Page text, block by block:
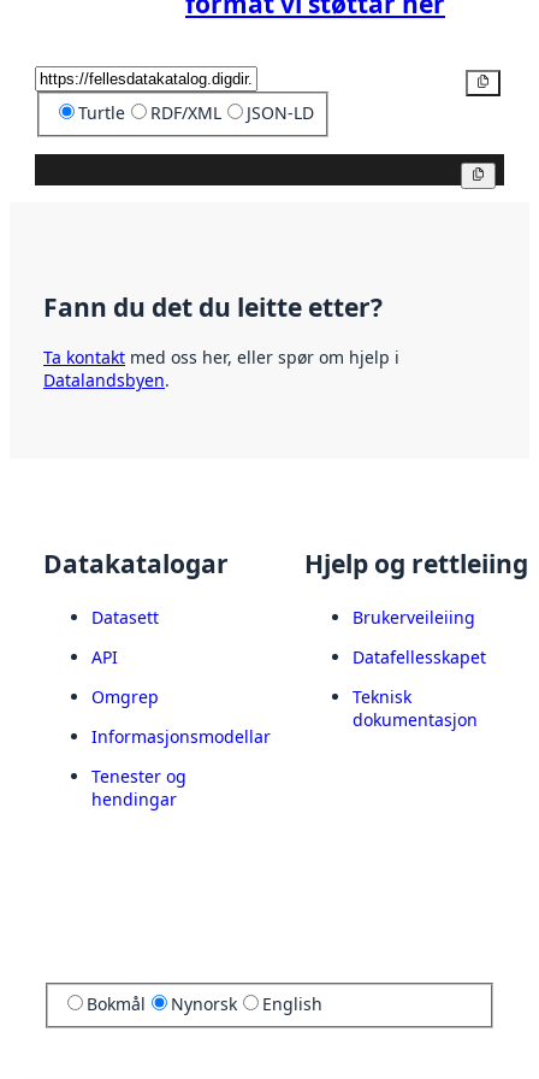
Turtle RDF/XML JSON-LD
Fann du det du leitte etter?
Ta kontakt med oss her, eller spør om hjelp i
Datalandsbyen.
Datakatalogar
Datasett
API
Omgrep
Informasjonsmodellar
Tenester og
hendingar
Hjelp og rettleiing
Brukerveileiing
Datafellesskapet
Teknisk
dokumentasjon
Bokmål Nynorsk English